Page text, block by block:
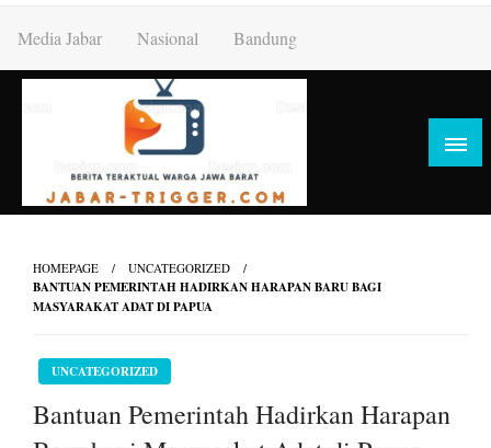
content
Media Jabar Nasional Bandung
HOMEPAGE UNCATEGORIZED
BANTUAN PEMERINTAH HADIRKAN HARAPAN BARU BAGI
MASYARAKAT ADAT DI PAPUA
UNCATEGORIZED
Bantuan Pemerintah Hadirkan Harapan